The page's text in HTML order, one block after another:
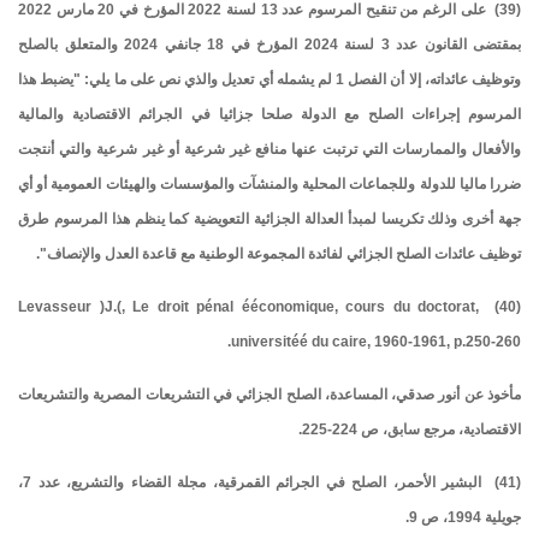
(39) على الرغم من تنقيح المرسوم عدد 13 لسنة 2022 المؤرخ في 20 مارس 2022
بمقتضى القانون عدد 3 لسنة 2024 المؤرخ في 18 جانفي 2024 والمتعلق بالصلح
وتوظيف عائداته، إلا أن الفصل 1 لم يشمله أي تعديل والذي نص على ما يلي: "يضبط هذا
المرسوم إجراءات الصلح مع الدولة صلحا جزائيا في الجرائم الاقتصادية والمالية
والأفعال والممارسات التي ترتبت عنها منافع غير شرعية أو غير شرعية والتي أنتجت
ضررا ماليا للدولة وللجماعات المحلية والمنشآت والمؤسسات والهيئات العمومية أو أي
جهة أخرى وذلك تكريسا لمبدأ العدالة الجزائية التعويضية كما ينظم هذا المرسوم طرق
توظيف عائدات الصلح الجزائي لفائدة المجموعة الوطنية مع قاعدة العدل والإنصاف".
(40) Levasseur )J.(, Le droit pénal ééconomique, cours du doctorat,
universitéé du caire, 1960-1961, p.250-260.
مأخوذ عن أنور صدقي، المساعدة، الصلح الجزائي في التشريعات المصرية والتشريعات
الاقتصادية، مرجع سابق، ص 224-225.
(41) البشير الأحمر، الصلح في الجرائم القمرقية، مجلة القضاء والتشريع، عدد 7،
جويلية 1994، ص 9.